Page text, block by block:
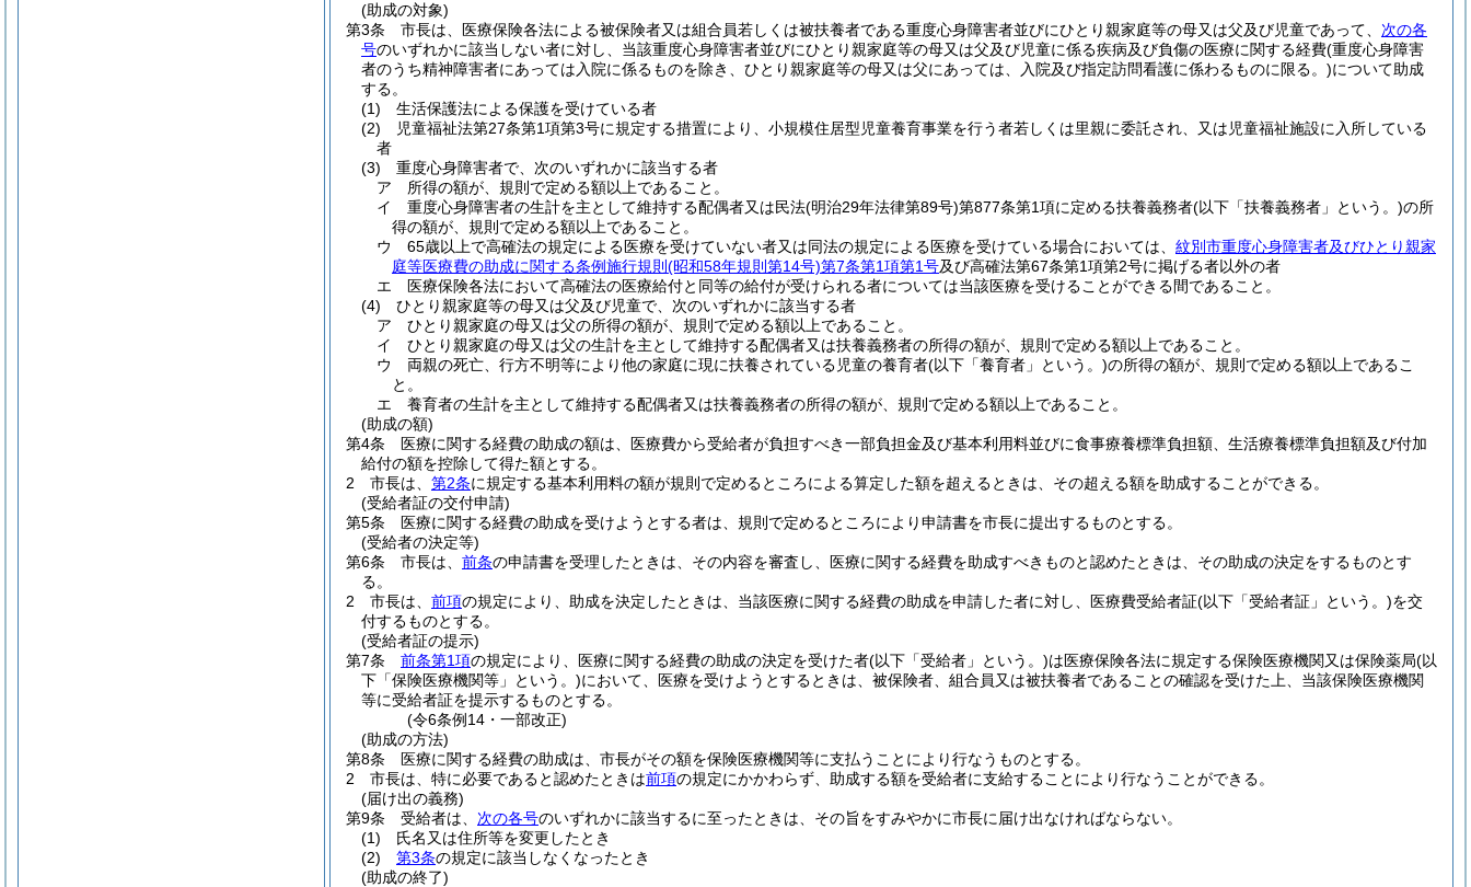
(助成の対象)
第3条
市長は、医療保険各法による被保険者又は組合員若しくは被扶養者である重度心身障害者並びにひとり親家庭等の母又は父及び児童であって、 次の各
号のいずれかに該当しない者に対し、当該重度心身障害者並びにひとり親家庭等の母又は父及び児童に係る疾病及び負傷の医療に関する経費(重度心身障害
者のうち精神障害者にあっては入院に係るものを除き、ひとり親家庭等の母又は父にあっては、入院及び指定訪問看護に係わるものに限る。)について助成
する。
(1)
生活保護法による保護を受けている者
(2)
児童福祉法第27条第1項第3号に規定する措置により、小規模住居型児童養育事業を行う者若しくは里親に委託され、又は児童福祉施設に入所している
者
(3)
重度心身障害者で、次のいずれかに該当する者
ア
所得の額が、規則で定める額以上であること。
イ
重度心身障害者の生計を主として維持する配偶者又は民法(明治29年法律第89号)第877条第1項に定める扶養義務者(以下「扶養義務者」という。)の所
得の額が、規則で定める額以上であること。
ウ
65歳以上で高確法の規定による医療を受けていない者又は同法の規定による医療を受けている場合においては、 紋別市重度心身障害者及びひとり親家
庭等医療費の助成に関する条例施行規則 (昭和58年規則第14号)第7条第1項第1号及び高確法第67条第1項第2号に掲げる者以外の者
エ
医療保険各法において高確法の医療給付と同等の給付が受けられる者については当該医療を受けることができる間であること。
(4)
ひとり親家庭等の母又は父及び児童で、次のいずれかに該当する者
ア
ひとり親家庭の母又は父の所得の額が、規則で定める額以上であること。
イ
ひとり親家庭の母又は父の生計を主として維持する配偶者又は扶養義務者の所得の額が、規則で定める額以上であること。
ウ
両親の死亡、行方不明等により他の家庭に現に扶養されている児童の養育者(以下「養育者」という。)の所得の額が、規則で定める額以上であるこ
と。
エ
養育者の生計を主として維持する配偶者又は扶養義務者の所得の額が、規則で定める額以上であること。
(助成の額)
第4条
医療に関する経費の助成の額は、医療費から受給者が負担すべき一部負担金及び基本利用料並びに食事療養標準負担額、生活療養標準負担額及び付加
給付の額を控除して得た額とする。
2
市長は、 第2条に規定する基本利用料の額が規則で定めるところによる算定した額を超えるときは、その超える額を助成することができる。
(受給者証の交付申請)
第5条
医療に関する経費の助成を受けようとする者は、規則で定めるところにより申請書を市長に提出するものとする。
(受給者の決定等)
第6条
市長は、 前条の申請書を受理したときは、その内容を審査し、医療に関する経費を助成すべきものと認めたときは、その助成の決定をするものとす
る。
2
市長は、 前項の規定により、助成を決定したときは、当該医療に関する経費の助成を申請した者に対し、医療費受給者証(以下「受給者証」という。)を交
付するものとする。
(受給者証の提示)
第7条
前条第1項の規定により、医療に関する経費の助成の決定を受けた者(以下「受給者」という。)は医療保険各法に規定する保険医療機関又は保険薬局(以
下「保険医療機関等」という。)において、医療を受けようとするときは、被保険者、組合員又は被扶養者であることの確認を受けた上、当該保険医療機関
等に受給者証を提示するものとする。
(令6条例14・一部改正)
(助成の方法)
第8条
医療に関する経費の助成は、市長がその額を保険医療機関等に支払うことにより行なうものとする。
2
市長は、特に必要であると認めたときは前項の規定にかかわらず、助成する額を受給者に支給することにより行なうことができる。
(届け出の義務)
第9条
受給者は、 次の各号のいずれかに該当するに至ったときは、その旨をすみやかに市長に届け出なければならない。
(1)
氏名又は住所等を変更したとき
(2)
第3条の規定に該当しなくなったとき
(助成の終了)